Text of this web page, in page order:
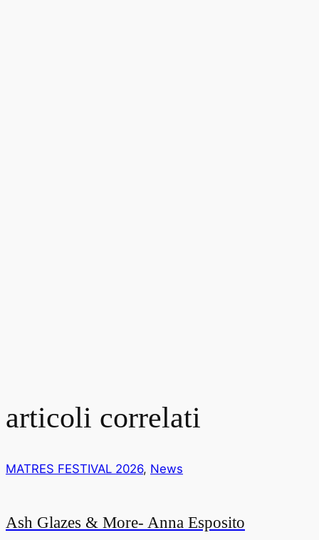
articoli correlati
MATRES FESTIVAL 2026, News
Ash Glazes & More- Anna Esposito